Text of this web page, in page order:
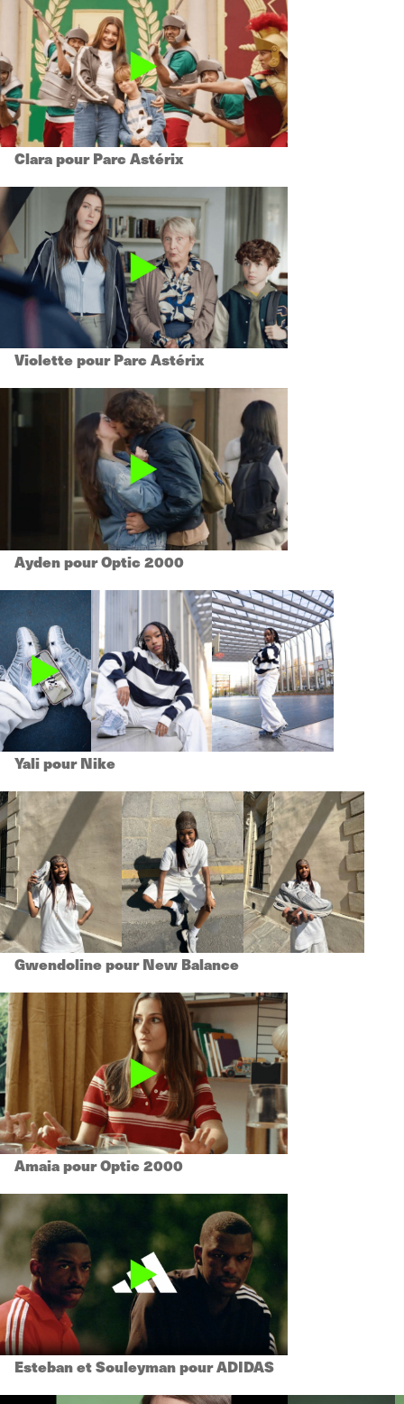
Clara pour Parc Astérix
Violette pour Parc Astérix
Ayden pour Optic 2000
Yali pour Nike
Gwendoline pour New Balance
Amaia pour Optic 2000
Esteban et Souleyman pour ADIDAS